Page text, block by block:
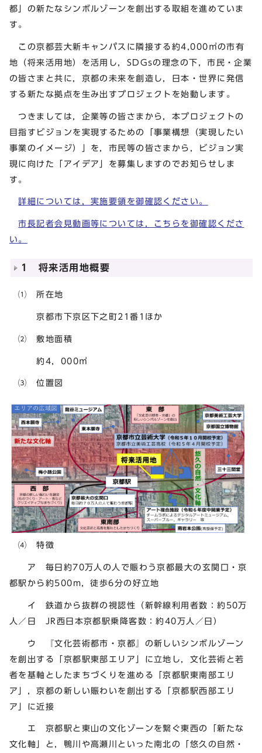
都」の新たなシンボルゾーンを創出する取組を進めていま
す。
この京都芸大新キャンパスに隣接する約4,000㎡の市有
地（将来活用地）を活用し，SDGsの理念の下，市民・企業
の皆さまと共に，京都の未来を創造し，日本・世界に発信
する新たな拠点を生み出すプロジェクトを始動します。
つきましては，企業等の皆さまから，本プロジェクトの
目指すビジョンを実現するための「事業構想（実現したい
事業のイメージ）」を，市民等の皆さまから，ビジョン実
現に向けた「アイデア」を募集しますのでお知らせしま
す。
詳細については，実施要領を御確認ください。
市長記者会見動画等については，こちらを御確認くださ
い。
1 将来活用地概要
⑴ 所在地
京都市下京区下之町21番1ほか
⑵ 敷地面積
約4，000㎡
⑶ 位置図
⑷ 特徴
ア 毎日約70万人の人で賑わう京都最大の玄関口・京
都駅から約500m，徒歩6分の好立地
イ 鉄道から抜群の視認性（新幹線利用者数：約50万
人／日 JR西日本京都駅乗降客数：約40万人／日）
ウ 『文化芸術都市・京都』の新しいシンボルゾーン
を創出する「京都駅東部エリア」に立地し，文化芸術と若
者を基軸としたまちづくりを進める「京都駅東南部エリ
ア」，京都の新しい賑わいを創出する「京都駅西部エリ
ア」に近接
エ 京都駅と東山の文化ゾーンを繋ぐ東西の「新たな
文化軸」と，鴨川や高瀬川といった南北の「悠久の自然・